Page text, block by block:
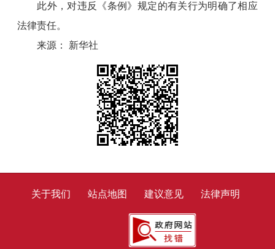
此外，对违反《条例》规定的有关行为明确了相应
法律责任。
来源： 新华社
关于我们 站点地图 建议意见 法律声明